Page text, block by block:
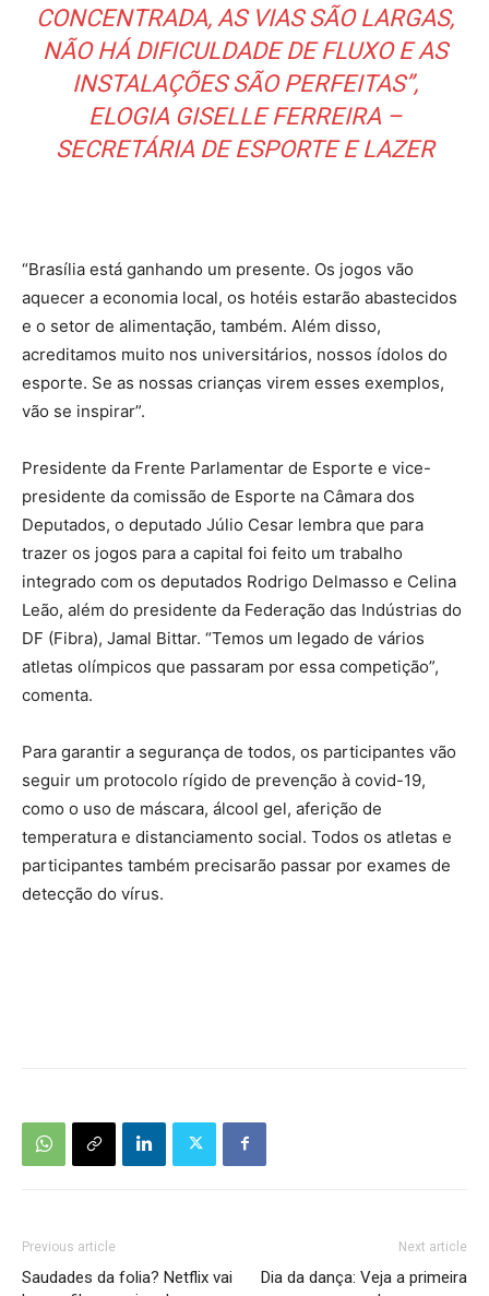
CONCENTRADA, AS VIAS SÃO LARGAS,
NÃO HÁ DIFICULDADE DE FLUXO E AS
INSTALAÇÕES SÃO PERFEITAS”,
ELOGIA GISELLE FERREIRA –
SECRETÁRIA DE ESPORTE E LAZER
“Brasília está ganhando um presente. Os jogos vão
aquecer a economia local, os hotéis estarão abastecidos
e o setor de alimentação, também. Além disso,
acreditamos muito nos universitários, nossos ídolos do
esporte. Se as nossas crianças virem esses exemplos,
vão se inspirar”.
Presidente da Frente Parlamentar de Esporte e vice-
presidente da comissão de Esporte na Câmara dos
Deputados, o deputado Júlio Cesar lembra que para
trazer os jogos para a capital foi feito um trabalho
integrado com os deputados Rodrigo Delmasso e Celina
Leão, além do presidente da Federação das Indústrias do
DF (Fibra), Jamal Bittar. “Temos um legado de vários
atletas olímpicos que passaram por essa competição”,
comenta.
Para garantir a segurança de todos, os participantes vão
seguir um protocolo rígido de prevenção à covid-19,
como o uso de máscara, álcool gel, aferição de
temperatura e distanciamento social. Todos os atletas e
participantes também precisarão passar por exames de
detecção do vírus.
Previous article
Saudades da folia? Netflix vai
Next article
Dia da dança: Veja a primeira